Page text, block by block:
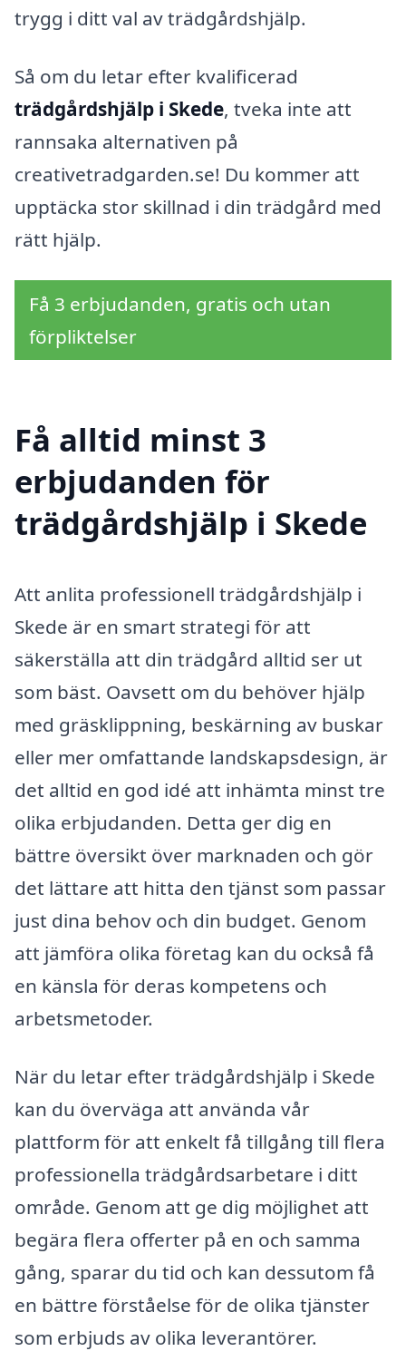
trygg i ditt val av trädgårdshjälp.
Så om du letar efter kvalificerad
trädgårdshjälp i Skede, tveka inte att
rannsaka alternativen på
creativetradgarden.se! Du kommer att
upptäcka stor skillnad i din trädgård med
rätt hjälp.
Få 3 erbjudanden, gratis och utan
förpliktelser
Få alltid minst 3
erbjudanden för
trädgårdshjälp i Skede
Att anlita professionell trädgårdshjälp i
Skede är en smart strategi för att
säkerställa att din trädgård alltid ser ut
som bäst. Oavsett om du behöver hjälp
med gräsklippning, beskärning av buskar
eller mer omfattande landskapsdesign, är
det alltid en god idé att inhämta minst tre
olika erbjudanden. Detta ger dig en
bättre översikt över marknaden och gör
det lättare att hitta den tjänst som passar
just dina behov och din budget. Genom
att jämföra olika företag kan du också få
en känsla för deras kompetens och
arbetsmetoder.
När du letar efter trädgårdshjälp i Skede
kan du överväga att använda vår
plattform för att enkelt få tillgång till flera
professionella trädgårdsarbetare i ditt
område. Genom att ge dig möjlighet att
begära flera offerter på en och samma
gång, sparar du tid och kan dessutom få
en bättre förståelse för de olika tjänster
som erbjuds av olika leverantörer.